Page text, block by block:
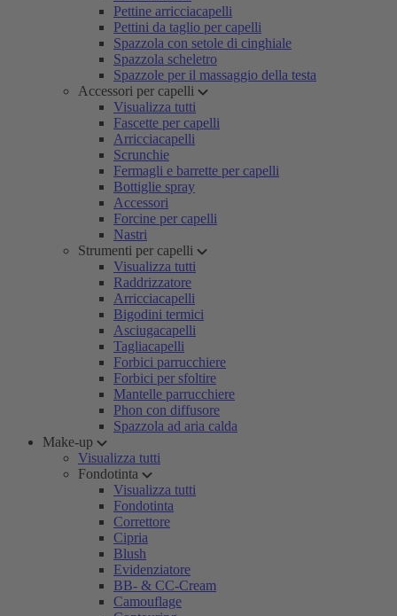
Pettine arricciacapelli
Pettini da taglio per capelli
Spazzola con setole di cinghiale
Spazzola scheletro
Spazzole per il massaggio della testa
Accessori per capelli
Visualizza tutti
Fascette per capelli
Arricciacapelli
Scrunchie
Fermagli e barrette per capelli
Bottiglie spray
Accessori
Forcine per capelli
Nastri
Strumenti per capelli
Visualizza tutti
Raddrizzatore
Arricciacapelli
Bigodini termici
Asciugacapelli
Tagliacapelli
Forbici parrucchiere
Forbici per sfoltire
Mantelle parrucchiere
Phon con diffusore
Spazzola ad aria calda
Make-up
Visualizza tutti
Fondotinta
Visualizza tutti
Fondotinta
Correttore
Cipria
Blush
Evidenziatore
BB- & CC-Cream
Camouflage